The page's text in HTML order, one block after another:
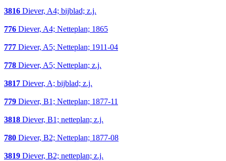
3816 Diever, A4; bijblad; z.j.
776 Diever, A4; Netteplan; 1865
777 Diever, A5; Netteplan; 1911-04
778 Diever, A5; Netteplan; z.j.
3817 Diever, A; bijblad; z.j.
779 Diever, B1; Netteplan; 1877-11
3818 Diever, B1; netteplan; z.j.
780 Diever, B2; Netteplan; 1877-08
3819 Diever, B2; netteplan; z.j.